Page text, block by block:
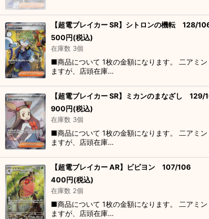
【超電ブレイカー SR】シトロンの機転 128/
500円(税込)
在庫数 3個
■商品について 1枚の金額になります。 二アミ
ますが、店頭在庫…
【超電ブレイカー SR】ミカンのまなざし 129/
900円(税込)
在庫数 3個
■商品について 1枚の金額になります。 二アミ
ますが、店頭在庫…
【超電ブレイカー AR】ビビヨン 107/106
400円(税込)
在庫数 2個
■商品について 1枚の金額になります。 二アミ
ますが、店頭在庫…